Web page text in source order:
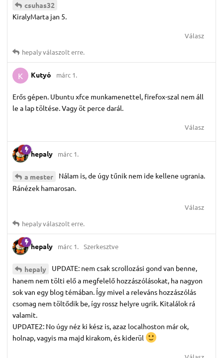
csuhas32
KiralyMarta jan 5.
Válasz
hepalyválaszolt erre.
K Kutyó márc 1.
Erős gépen. Ubuntu xfce munkamenettel, firefox-szal nem áll
le a lap töltése. Vagy öt perce darál.
Válasz
hepaly márc 1.
a mester
Nálam is, de úgy tűnik nem ide kellene ugrania.
Ránézek hamarosan.
Válasz
hepalyválaszolt erre.
hepaly márc 1. Szerkesztve
hepaly
UPDATE: nem csak scrollozási gond van benne,
hanem nem tölti elő a megfelelő hozzászólásokat, ha nagyon
sok van egy blog témában. Így mivel a releváns hozzászólás
csomag nem töltődik be, így rossz helyre ugrik. Kitalálok rá
valamit.
UPDATE2: No úgy néz ki kész is, azaz localhoston már ok,
holnap, vagyis ma majd kirakom, és kiderül